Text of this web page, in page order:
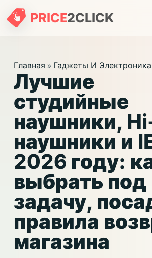
PRICE2CLICK
Главная » Гаджеты И Электроника
Лучшие
студийные
наушники,
наушники и
2026 году:
выбрать под
задачу,
правила
магазина